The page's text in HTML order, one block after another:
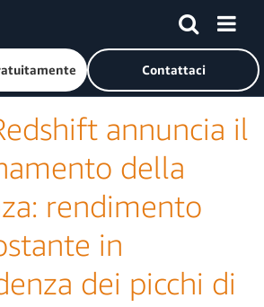
tornare alla home page di Amazon Web
Contattaci
annuncia il
della
rendimento
in
dei picchi di